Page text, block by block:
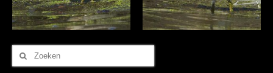
Zoek
naar: